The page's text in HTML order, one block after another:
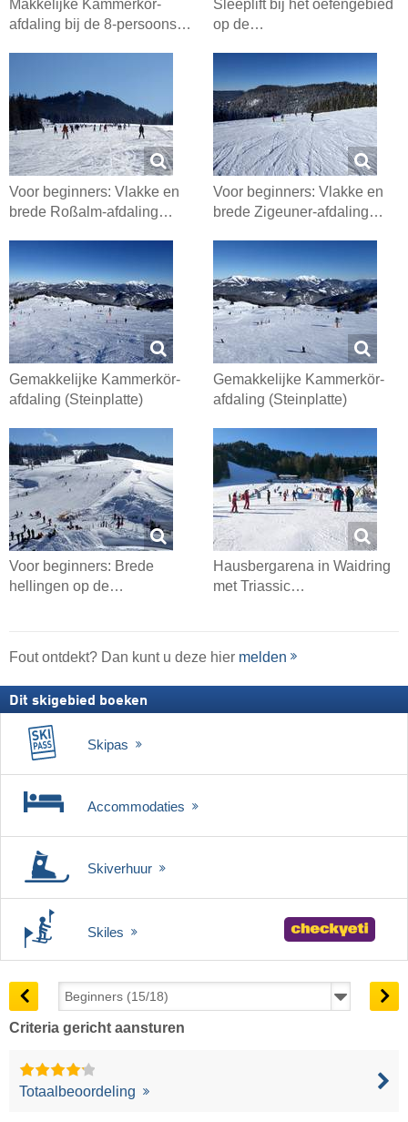
Makkelijke Kammerkör-
afdaling bij de 8-persoons…
Sleeplift bij het oefengebied
op de…
Voor beginners: Vlakke en
brede Roßalm-afdaling…
Voor beginners: Vlakke en
brede Zigeuner-afdaling…
Gemakkelijke Kammerkör-
afdaling (Steinplatte)
Gemakkelijke Kammerkör-
afdaling (Steinplatte)
Voor beginners: Brede
hellingen op de…
Hausbergarena in Waidring
met Triassic…
Fout ontdekt? Dan kunt u deze hier melden
Dit skigebied boeken
Skipas
Accommodaties
Skiverhuur
Skiles
Criteria gericht aansturen
Totaalbeoordeling